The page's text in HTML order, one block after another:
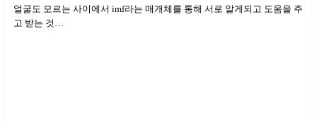
얼굴도 모르는 사이에서 imf라는 매개체를 통해 서로 알게되고 도움을 주
고 받는 것…